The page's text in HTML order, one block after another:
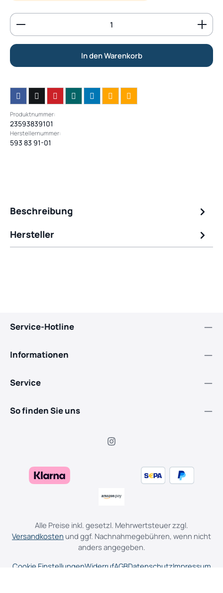
Produkt Anzahl: Gib den gewünschten Wert ein
In den Warenkorb
Produktnummer:
23593839101
Herstellernummer:
593 83 91-01
Beschreibung
Hersteller
Service-Hotline
Informationen
Service
So finden Sie uns
Alle Preise inkl. gesetzl. Mehrwertsteuer zzgl.
Versandkosten und ggf. Nachnahmegebühren, wenn nicht
anders angegeben.
Cookie EinstellungenWiderrufAGBDatenschutzImpressum